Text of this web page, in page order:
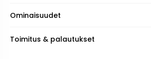
Ominaisuudet
Materiaali:
Toimitus & palautukset